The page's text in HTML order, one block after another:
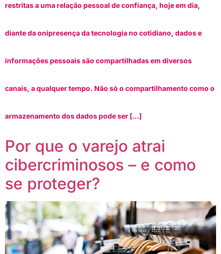
restritas a uma relação pessoal de confiança, hoje em dia,
diante da onipresença da tecnologia no cotidiano, dados e
informações pessoais são compartilhadas em diversos
canais, a qualquer tempo. Não só o compartilhamento como o
armazenamento dos dados pode ser […]
Por que o varejo atrai
cibercriminosos – e como
se proteger?